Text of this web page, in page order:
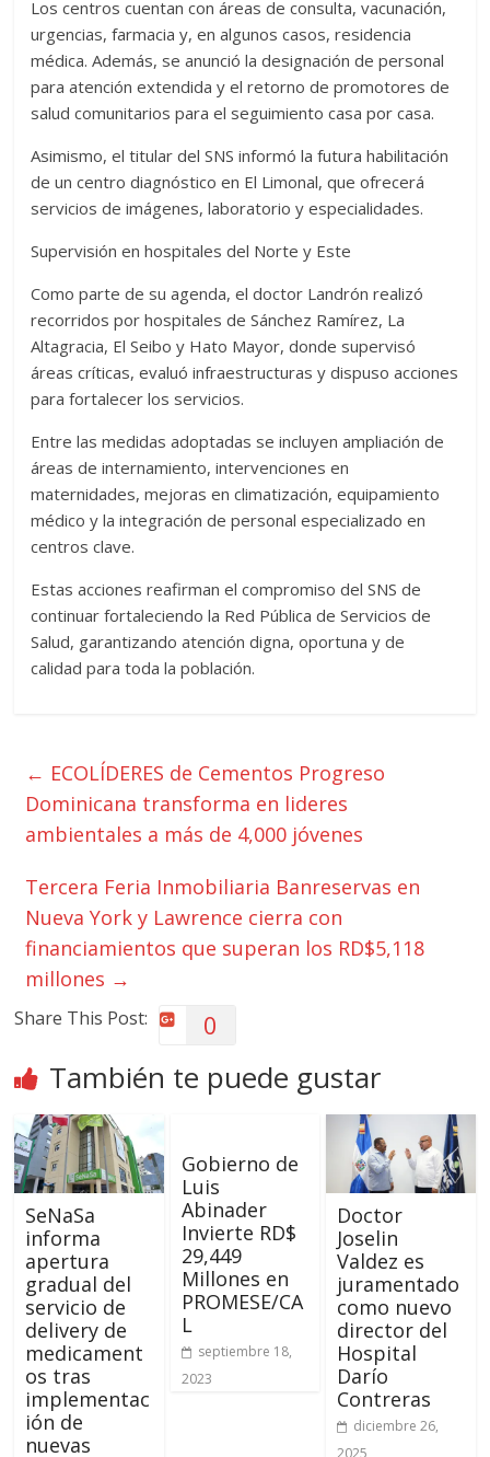
Los centros cuentan con áreas de consulta, vacunación,
urgencias, farmacia y, en algunos casos, residencia
médica. Además, se anunció la designación de personal
para atención extendida y el retorno de promotores de
salud comunitarios para el seguimiento casa por casa.
Asimismo, el titular del SNS informó la futura habilitación
de un centro diagnóstico en El Limonal, que ofrecerá
servicios de imágenes, laboratorio y especialidades.
Supervisión en hospitales del Norte y Este
Como parte de su agenda, el doctor Landrón realizó
recorridos por hospitales de Sánchez Ramírez, La
Altagracia, El Seibo y Hato Mayor, donde supervisó
áreas críticas, evaluó infraestructuras y dispuso acciones
para fortalecer los servicios.
Entre las medidas adoptadas se incluyen ampliación de
áreas de internamiento, intervenciones en
maternidades, mejoras en climatización, equipamiento
médico y la integración de personal especializado en
centros clave.
Estas acciones reafirman el compromiso del SNS de
continuar fortaleciendo la Red Pública de Servicios de
Salud, garantizando atención digna, oportuna y de
calidad para toda la población.
← ECOLÍDERES de Cementos Progreso
Dominicana transforma en lideres
ambientales a más de 4,000 jóvenes
Tercera Feria Inmobiliaria Banreservas en
Nueva York y Lawrence cierra con
financiamientos que superan los RD$5,118
millones →
Share This Post: 0
También te puede gustar
SeNaSa
informa
apertura
gradual del
servicio de
delivery de
medicament
os tras
implementac
ión de
nuevas
Gobierno de
Luis
Abinader
Invierte RD$
29,449
Millones en
PROMESE/CA
L
septiembre 18,
2023
Doctor
Joselin
Valdez es
juramentado
como nuevo
director del
Hospital
Darío
Contreras
diciembre 26,